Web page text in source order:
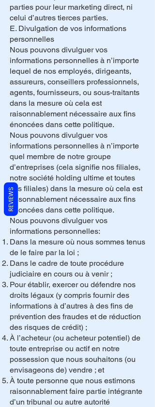
parties pour leur marketing direct, ni
celui d’autres tierces parties.
E. Divulgation de vos informations
personnelles
Nous pouvons divulguer vos
informations personnelles à n’importe
lequel de nos employés, dirigeants,
assureurs, conseillers professionnels,
agents, fournisseurs, ou sous-traitants
dans la mesure où cela est
raisonnablement nécessaire aux fins
énoncées dans cette politique.
Nous pouvons divulguer vos
informations personnelles à n’importe
quel membre de notre groupe
d’entreprises (cela signifie nos filiales,
notre société holding ultime et toutes
ses filiales) dans la mesure où cela est
raisonnablement nécessaire aux fins
énoncées dans cette politique.
Nous pouvons divulguer vos
informations personnelles:
Dans la mesure où nous sommes tenus
de le faire par la loi ;
Dans le cadre de toute procédure
judiciaire en cours ou à venir ;
Pour établir, exercer ou défendre nos
droits légaux (y compris fournir des
informations à d’autres à des fins de
prévention des fraudes et de réduction
des risques de crédit) ;
À l’acheteur (ou acheteur potentiel) de
toute entreprise ou actif en notre
possession que nous souhaitons (ou
envisageons de) vendre ; et
À toute personne que nous estimons
raisonnablement faire partie intégrante
d’un tribunal ou autre autorité
REVIEWS